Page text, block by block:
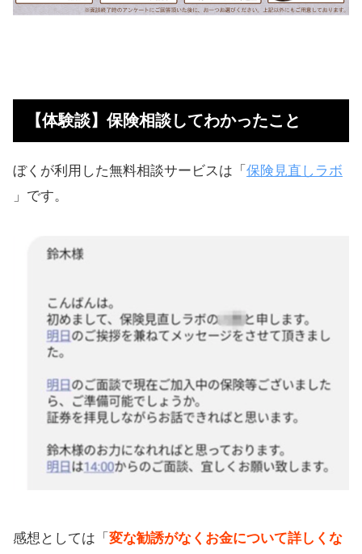
【体験談】保険相談してわかったこと
ぼくが利用した無料相談サービスは「 保険見直しラボ
」です。
感想としては「 変な勧誘がなくお金について詳しくな